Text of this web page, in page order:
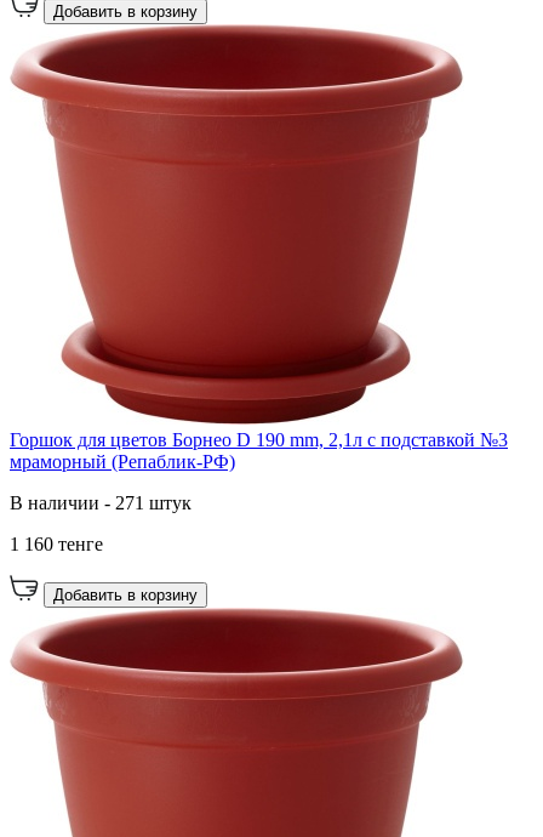
Добавить в корзину
Горшок для цветов Борнео D 190 mm, 2,1л с подставкой №3
мраморный (Репаблик-РФ)
В наличии - 271 штук
1 160 тенге
Добавить в корзину